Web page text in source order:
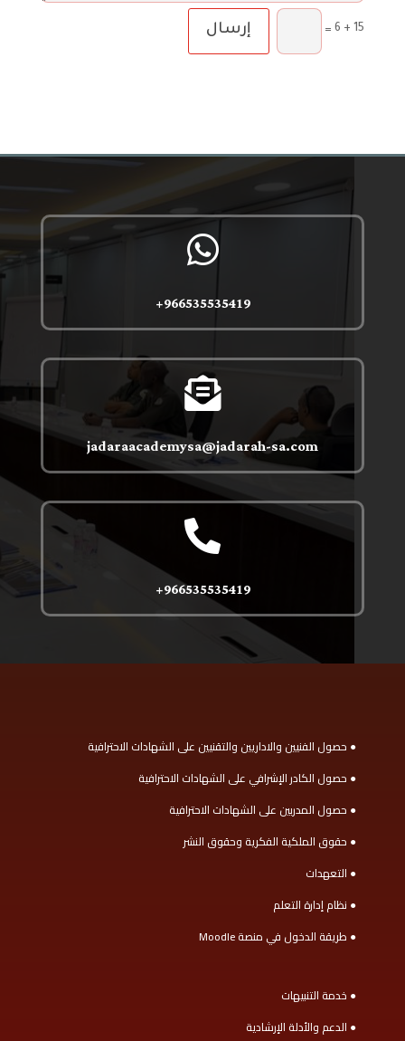
15 + 6
= إرسال

966535535419+

jadaraacademysa@jadarah-sa.com

966535535419+
● حصول الفنيين والاداريين والتقنيين على الشهادات الاحترافية
● حصول الكادر الإشرافي على الشهادات الاحترافية
● حصول المدربين على الشهادات الاحترافية
● حقوق الملكية الفكرية وحقوق النشر
● التعهدات
● نظام إدارة التعلم
● طريقة الدخول في منصة Moodle
● خدمة التنبيهات
● الدعم والأدلة الإرشادية